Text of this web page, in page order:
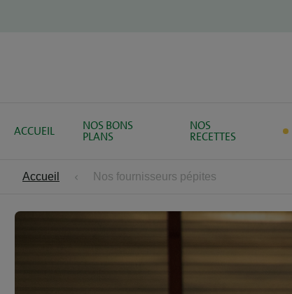
ACCUEIL NOS BONS
PLANS
NOS
RECETTES
Accueil Nos fournisseurs pépites